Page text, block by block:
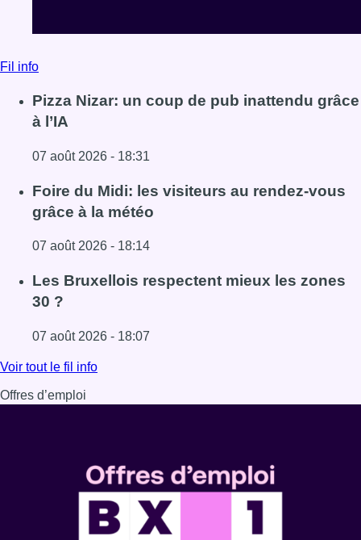
Fil info
Pizza Nizar: un coup de pub inattendu grâce
à l’IA
07 août 2026 - 18:31
Lire l'article Pizza Nizar: un coup de pub inattendu grâce
Foire du Midi: les visiteurs au rendez-vous
grâce à la météo
07 août 2026 - 18:14
Lire l'article Foire du Midi: les visiteurs au rendez-vous
Les Bruxellois respectent mieux les zones
30 ?
07 août 2026 - 18:07
Lire l'article Les Bruxellois respectent mieux les zones 30
Voir tout le fil info
Offres d’emploi